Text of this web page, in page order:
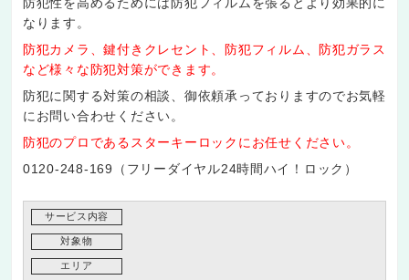
なります。
防犯カメラ、鍵付きクレセント、防犯フィルム、防犯ガラス
など様々な防犯対策ができます。
防犯に関する対策の相談、御依頼承っておりますのでお気軽
にお問い合わせください。
防犯のプロであるスターキーロックにお任せください。
0120-248-169（フリーダイヤル24時間ハイ！ロック）
サービス内容
対象物
エリア